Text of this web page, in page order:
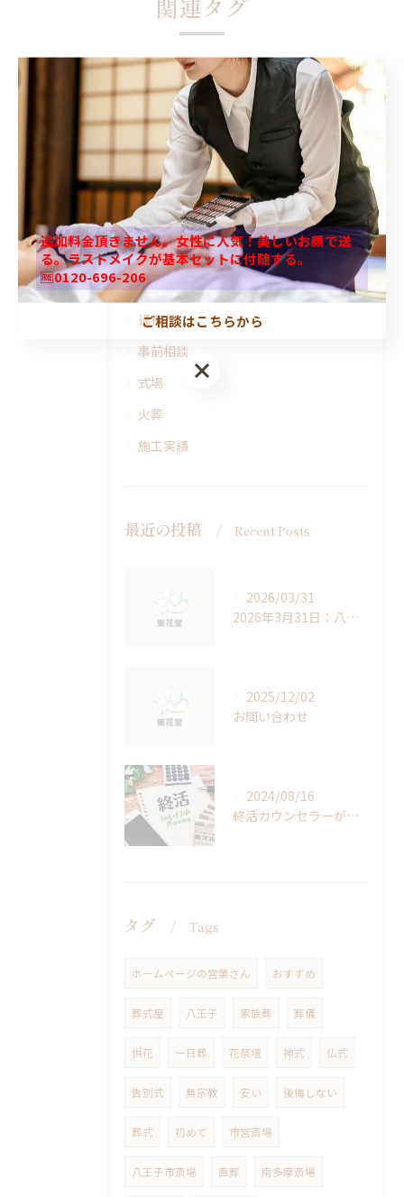
関連タグ
#ホームページの営業さん #初めて
#葬式
#セレモニー
カテゴリー Categories
全てのカテゴリー
直葬
通夜
事前相談
式場
火葬
施工実績
最近の投稿 Recent Posts
2026/03/31
2026年3月31日：八王子の春と、見送る心
2025/12/02
お問い合わせ
2024/08/16
終活カウンセラーがいます。八王子市斎場 南多摩斎場｜公営式場 市営斎場｜【東花堂】八王子の葬儀・家族葬・直葬
タグ Tags
ホームページの営業さん おすすめ
葬式屋 八王子 家族葬 葬儀
供花 一日葬 花祭壇 神式 仏式
告別式 無宗教 安い 後悔しない
葬式 初めて 市営斎場
八王子市斎場 直葬 南多摩斎場
追加料金頂きません。女性に人気！美しいお顔で送
る。ラストメイクが基本セットに付随する。
🆓0120-696-206
ご相談はこちらから